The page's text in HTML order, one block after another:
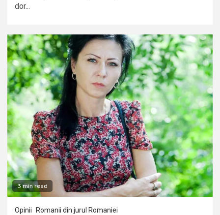
dor...
3 min read
Opinii Romanii din jurul Romaniei